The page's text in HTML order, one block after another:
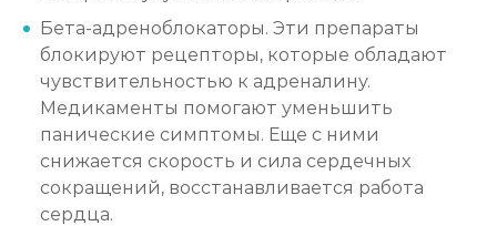
Бета-адреноблокаторы. Эти препараты
блокируют рецепторы, которые обладают
чувствительностью к адреналину.
Медикаменты помогают уменьшить
панические симптомы. Еще с ними
снижается скорость и сила сердечных
сокращений, восстанавливается работа
сердца.